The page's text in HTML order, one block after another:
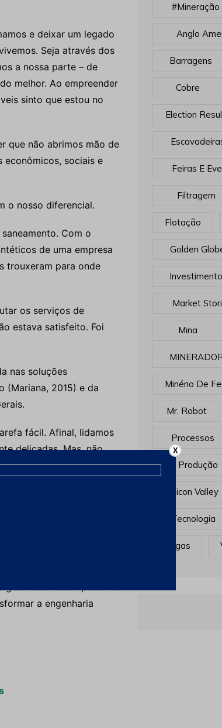
e deixar um legado
Seja através dos
a nossa parte – de
melhor. Ao empreender
sinto que estou no
que não abrimos mão de
econômicos, sociais e
o nosso diferencial.
Com o
de uma empresa
trouxeram para onde
os serviços de
estava satisfeito. Foi
nas soluções
(Mariana, 2015) e da
fácil. Afinal, lidamos
delicadas. Mas, não
Nosso trabalho
que essa solução seja
operações. E aí eu
seriam as perdas
ainda mais importante
a engenharia
#mineração
Anglo
Barragens
Cobre
Election
Feiras E
Filtragem
Flotação
Golden
Market
Mina
Minério De
Mr. Robot
Processos
Produção
Sillicon Valley
Tecnologia
Vagas
X